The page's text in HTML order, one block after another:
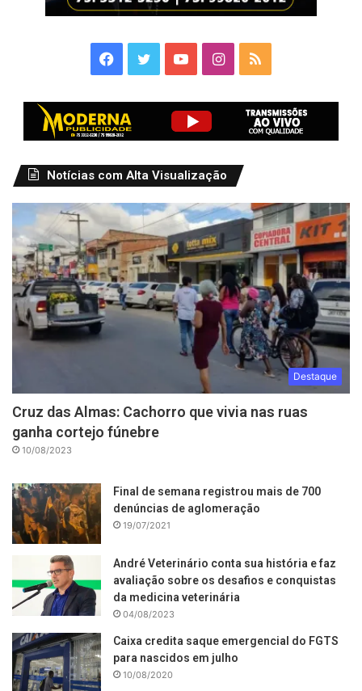
Facebook
TwitterYouTubeInstagram
RSS
Notícias com Alta Visualização
Destaque
Cruz das Almas: Cachorro que vivia nas ruas
ganha cortejo fúnebre
10/08/2023
Final de semana registrou mais de 700
denúncias de aglomeração
19/07/2021
André Veterinário conta sua história e faz
avaliação sobre os desafios e conquistas
da medicina veterinária
04/08/2023
Caixa credita saque emergencial do FGTS
para nascidos em julho
10/08/2020